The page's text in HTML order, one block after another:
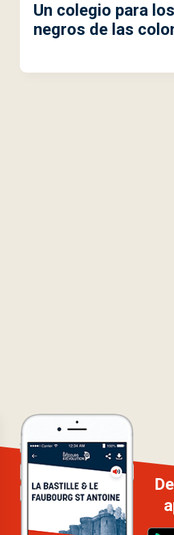
Un colegio para
negros de las